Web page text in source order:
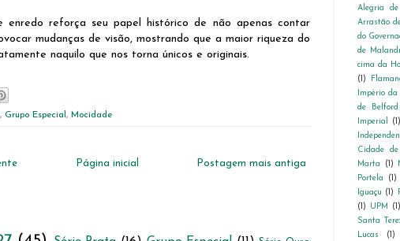
enredo reforça seu papel histórico de não apenas contar
mudanças de visão, mostrando que a maior riqueza do
naquilo que nos torna únicos e originais.
, Grupo Especial , Mocidade
Postagem mais antiga
Página inicial
Alegria de
Arrastão
do
de
cima da
(1)
Império
de Belford
Imperial
(1)
Cidade
Marta
(1)
Portela
(1)
Iguaçu (1)
(1)
UPM
Santa
Lucas
(1)